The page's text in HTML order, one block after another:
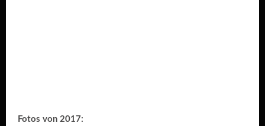
Fotos von 2017: